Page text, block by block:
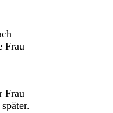
Frau
Frau